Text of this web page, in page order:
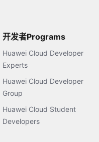
开发者Programs
Huawei Cloud Developer
Experts
Huawei Cloud Developer
Group
Huawei Cloud Student
Developers